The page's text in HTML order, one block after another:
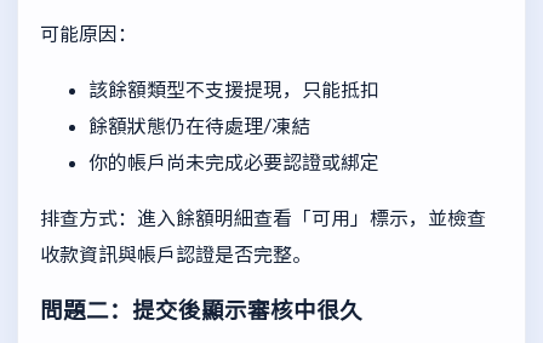
可能原因：
該餘額類型不支援提現，只能抵扣
餘額狀態仍在待處理/凍結
你的帳戶尚未完成必要認證或綁定
排查方式：進入餘額明細查看「可用」標示，並檢查
收款資訊與帳戶認證是否完整。
問題二：提交後顯示審核中很久